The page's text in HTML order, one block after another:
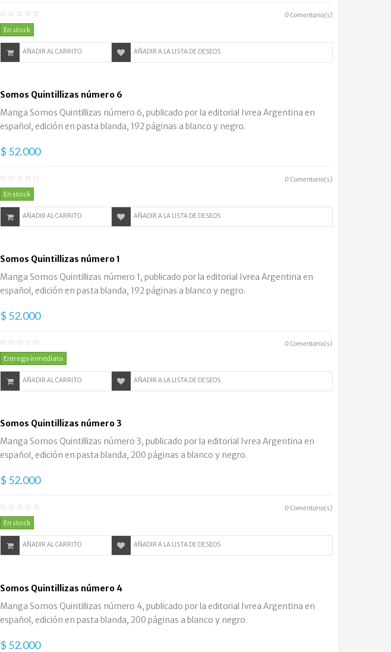
0Comentario(s)
En stock
AÑADIR AL CARRITO AÑADIR A LA LISTA DE DESEOS
Somos Quintillizas número 6
Manga Somos Quintillizas número 6, publicado por la editorial Ivrea Argentina en
español, edición en pasta blanda, 192 páginas a blanco y negro.
$ 52.000
0Comentario(s)
En stock
AÑADIR AL CARRITO AÑADIR A LA LISTA DE DESEOS
Somos Quintillizas número 1
Manga Somos Quintillizas número 1, publicado por la editorial Ivrea Argentina en
español, edición en pasta blanda, 192 páginas a blanco y negro.
$ 52.000
0Comentario(s)
Entrega inmediata
AÑADIR AL CARRITO AÑADIR A LA LISTA DE DESEOS
Somos Quintillizas número 3
Manga Somos Quintillizas número 3, publicado por la editorial Ivrea Argentina en
español, edición en pasta blanda, 200 páginas a blanco y negro.
$ 52.000
0Comentario(s)
En stock
AÑADIR AL CARRITO AÑADIR A LA LISTA DE DESEOS
Somos Quintillizas número 4
Manga Somos Quintillizas número 4, publicado por la editorial Ivrea Argentina en
español, edición en pasta blanda, 200 páginas a blanco y negro.
$ 52.000